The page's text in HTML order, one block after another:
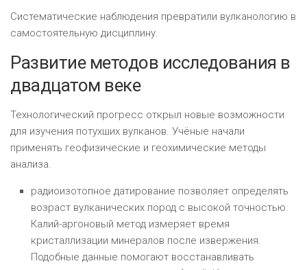
Систематические наблюдения превратили вулканологию в
самостоятельную дисциплину.
Развитие методов исследования в
двадцатом веке
Технологический прогресс открыл новые возможности
для изучения потухших вулканов. Учёные начали
применять геофизические и геохимические методы
анализа.
радиоизотопное датирование позволяет определять
возраст вулканических пород с высокой точностью.
Калий-аргоновый метод измеряет время
кристаллизации минералов после извержения.
Подобные данные помогают восстанавливать